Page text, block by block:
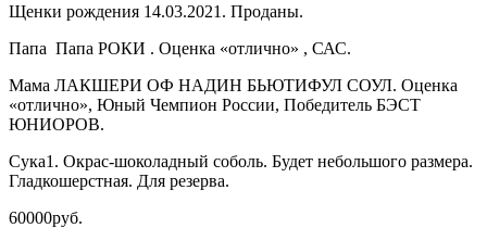
Щенки рождения 14.03.2021. Проданы.
Папа Папа РОКИ . Оценка «отлично» , САС.
Мама ЛАКШЕРИ ОФ НАДИН БЬЮТИФУЛ СОУЛ. Оценка
«отлично», Юный Чемпион России, Победитель БЭСТ
ЮНИОРОВ.
Сука1. Окрас-шоколадный соболь. Будет небольшого размера.
Гладкошерстная. Для резерва.
60000руб.